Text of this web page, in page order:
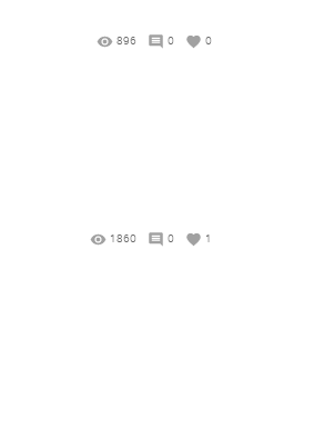
896 0 0
1860 0 1